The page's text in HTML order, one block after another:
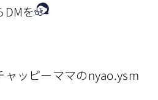
DMを
ャッピーママのnyao.ysm